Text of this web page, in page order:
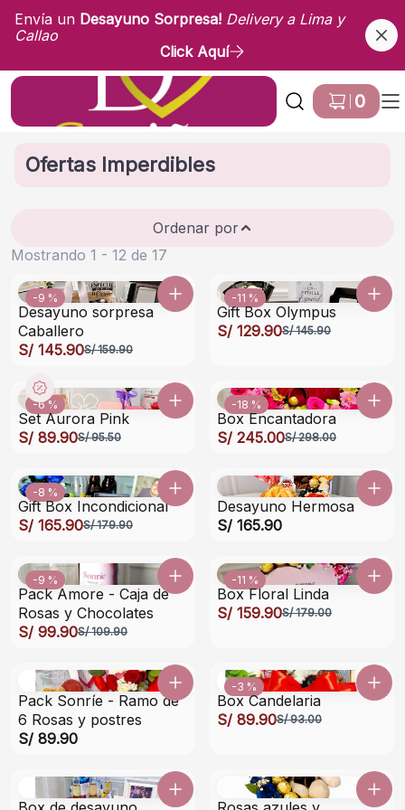
Envía un Desayuno Sorpresa! Delivery a Lima y
Callao
Click Aquí
Ir a Inicio
0
Ofertas Imperdibles
Mostrando 1 - 12 de 17
Ordenar por
-9 %
Desayuno sorpresa
Caballero
S/ 145.90S/ 159.90
-11 %
Gift Box Olympus
S/ 129.90S/ 145.90
-6 %
Set Aurora Pink
S/ 89.90S/ 95.50
-18 %
Box Encantadora
S/ 245.00S/ 298.00
-8 %
Gift Box Incondicional
S/ 165.90S/ 179.90
Desayuno Hermosa
S/ 165.90
-9 %
Pack Amore - Caja de
Rosas y Chocolates
S/ 99.90S/ 109.90
-11 %
Box Floral Linda
S/ 159.90S/ 179.00
Pack Sonríe - Ramo de
6 Rosas y postres
S/ 89.90
-3 %
Box Candelaria
S/ 89.90S/ 93.00